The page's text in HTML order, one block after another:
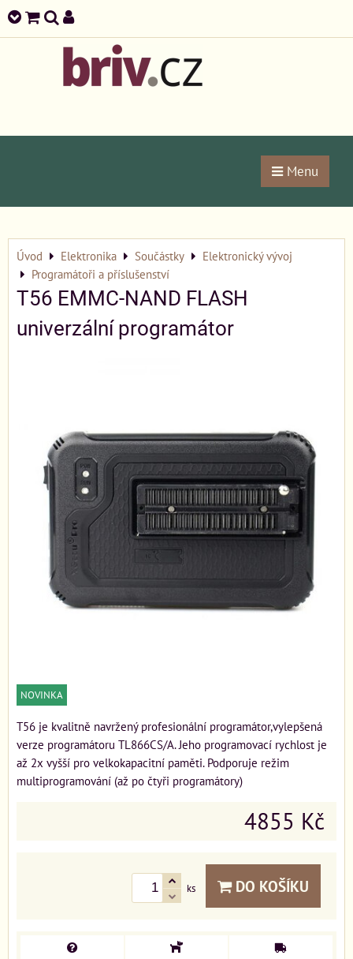
Menu
Úvod Elektronika Součástky
Elektronický vývoj
Programátoři a příslušenství
T56 EMMC-NAND FLASH
univerzální programátor
NOVINKA
T56 je kvalitně navržený profesionální programátor,vylepšená
verze programátoru TL866CS/A. Jeho programovací rychlost je
až 2x vyšší pro velkokapacitní paměti. Podporuje režim
multiprogramování (až po čtyři programátory)
4855 Kč
ks DO KOŠÍKU